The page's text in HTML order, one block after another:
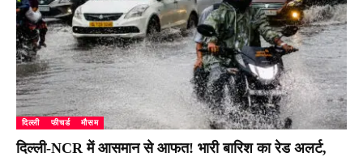
दिल्ली फीचर्ड मौसम
दिल्ली-NCR में आसमान से आफत! भारी बारिश का रेड अलर्ट,